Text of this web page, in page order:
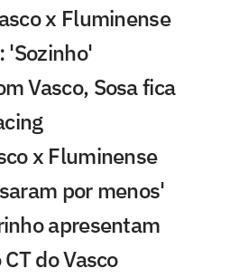
x Fluminense
'Sozinho'
Vasco, Sosa fica
x Fluminense
por menos'
apresentam
do Vasco